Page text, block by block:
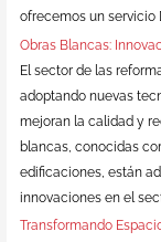
ofrecemos un servicio
Obras Blancas:
El sector de las
adoptando nuevas
mejoran la calidad y
blancas, conocidas
edificaciones, están
innovaciones en el
Transformando